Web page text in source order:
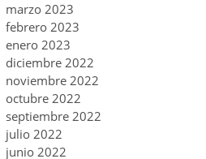
marzo 2023
febrero 2023
enero 2023
diciembre 2022
noviembre 2022
octubre 2022
septiembre 2022
julio 2022
junio 2022